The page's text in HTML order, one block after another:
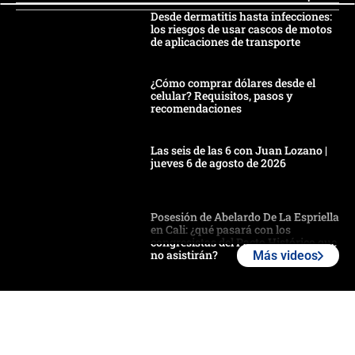
Desde dermatitis hasta infecciones:
los riesgos de usar cascos de motos
de aplicaciones de transporte
¿Cómo comprar dólares desde el
celular? Requisitos, pasos y
recomendaciones
Las seis de las 6 con Juan Lozano |
jueves 6 de agosto de 2026
Posesión de Abelardo De La Espriella
en Cali: ¿qué pasará con los
congresistas del Pacto Histórico que
no asistirán?
Más videos